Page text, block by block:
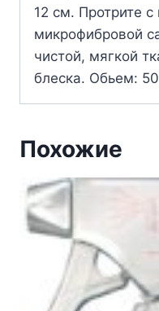
12 см. Протрите
микрофибровой
чистой, мягкой
блеска. Обьем:
Похожие